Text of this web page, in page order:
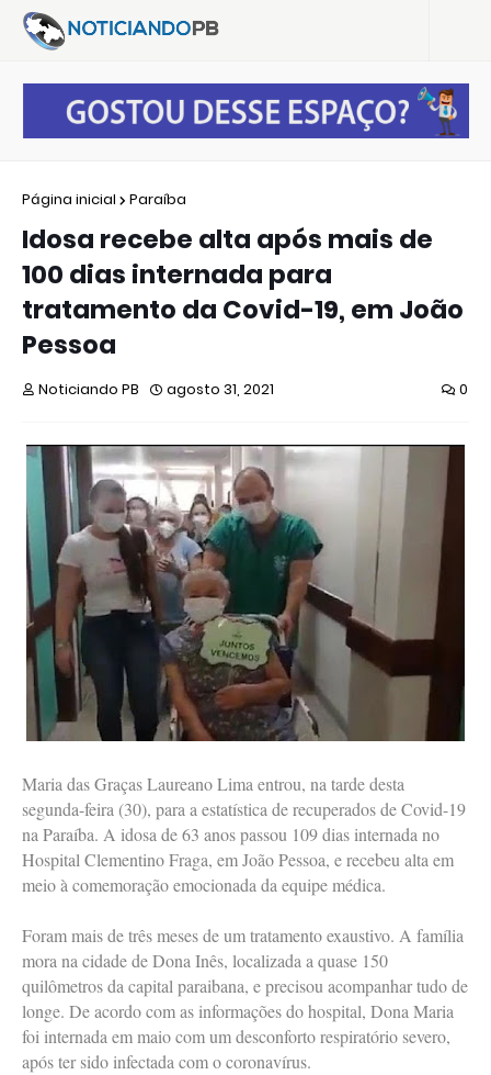
Página inicial Paraíba
Idosa recebe alta após mais de
100 dias internada para
tratamento da Covid-19, em João
Pessoa
Noticiando PB agosto 31, 2021 0
Maria das Graças Laureano Lima entrou, na tarde desta
segunda-feira (30), para a estatística de recuperados de Covid-19
na Paraíba. A idosa de 63 anos passou 109 dias internada no
Hospital Clementino Fraga, em João Pessoa, e recebeu alta em
meio à comemoração emocionada da equipe médica.
Foram mais de três meses de um tratamento exaustivo. A família
mora na cidade de Dona Inês, localizada a quase 150
quilômetros da capital paraibana, e precisou acompanhar tudo de
longe. De acordo com as informações do hospital, Dona Maria
foi internada em maio com um desconforto respiratório severo,
após ter sido infectada com o coronavírus.